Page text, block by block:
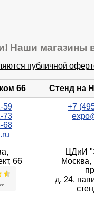
Наши магазины
публичной
66 Стенд на
59
73
68
+7
66
ЦДиИ
Москва,
д. 24,